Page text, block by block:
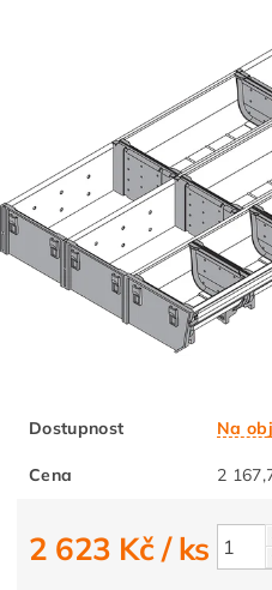
Dostupnost Na
Cena
2 623 Kč/ ks